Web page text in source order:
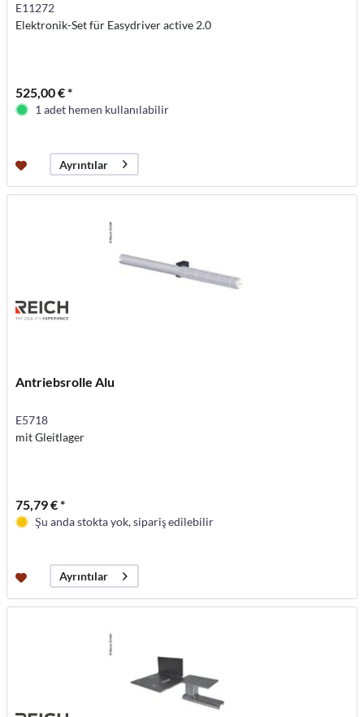
E11272
Elektronik-Set für Easydriver active 2.0
525,00 € *
1 adet hemen kullanılabilir
Ayrıntılar
Antriebsrolle Alu
E5718
mit Gleitlager
75,79 € *
Şu anda stokta yok, sipariş edilebilir
Ayrıntılar